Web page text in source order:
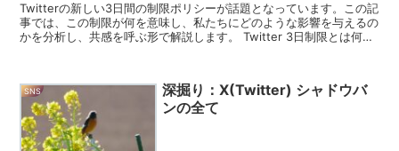
Twitterの新しい3日間の制限ポリシーが話題となっています。この記
事では、この制限が何を意味し、私たちにどのような影響を与えるの
かを分析し、共感を呼ぶ形で解説します。 Twitter 3日制限とは何か
SNS
深掘り：X(Twitter) シャドウバ
ンの全て